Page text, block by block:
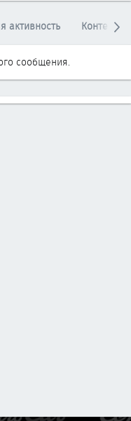
активность Контент
сообщения.